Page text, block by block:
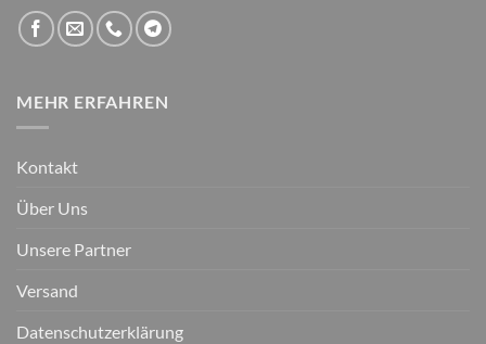
MEHR ERFAHREN
Kontakt
Über Uns
Unsere Partner
Versand
Datenschutzerklärung